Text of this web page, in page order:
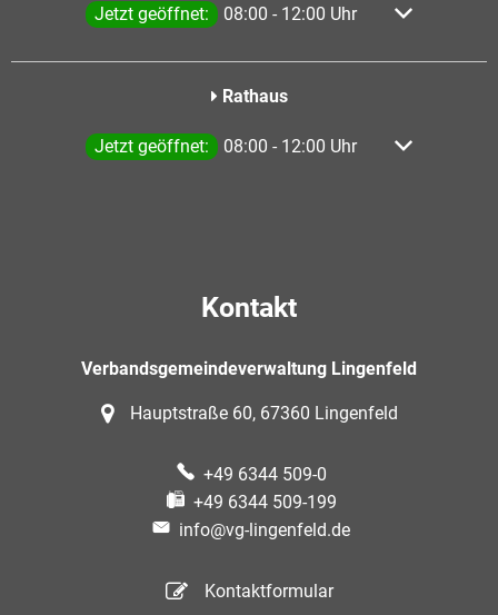
Klicken, um weitere Öffnungs- oder Schließzeiten
Jetzt geöffnet: 08:00 - 12:00 Uhr Von 08:00
Rathaus
Klicken, um weitere Öffnungs- oder Schließzeiten
Jetzt geöffnet: 08:00 - 12:00 Uhr Von 08:00
Kontakt
Verbandsgemeindeverwaltung Lingenfeld
Hauptstraße 60, 67360 Lingenfeld
+49 6344 509-0
+49 6344 509-199
info@vg-lingenfeld.de
Kontaktformular